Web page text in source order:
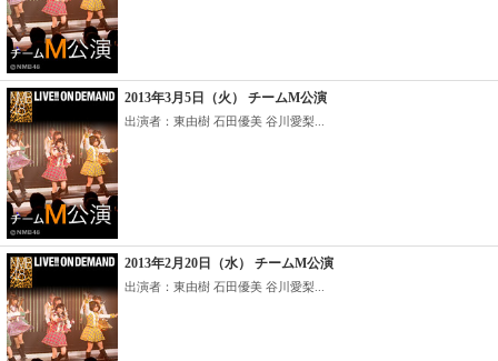
2013年3月5日（火） チームM公演
出演者：東由樹 石田優美 谷川愛梨...
2013年2月20日（水） チームM公演
出演者：東由樹 石田優美 谷川愛梨...